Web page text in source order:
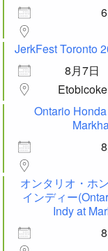
JerkFest Toronto
8月7日
Etobicoke
Ontario
オンタリオ・ホ
インディー
Indy at